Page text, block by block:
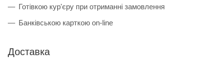
Готівкою кур'єру при отриманні замовлення
Банківською карткою on-line
Доставка